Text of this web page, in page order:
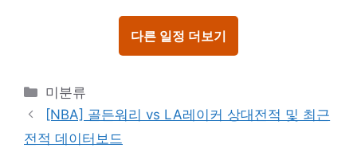
다른 일정 더보기
Categories
미분류
[NBA] 골든워리 vs LA레이커 상대전적 및 최근
전적 데이터보드